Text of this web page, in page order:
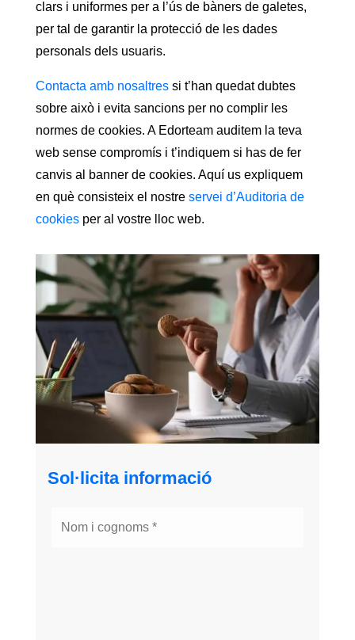
clars i uniformes per a l’ús de bàners de galetes,
per tal de garantir la protecció de les dades
personals dels usuaris.
Contacta amb nosaltressi t’han quedat dubtes
sobre això i evita sancions per no complir les
normes de cookies. A Edorteam auditem la teva
web sense compromís i t’indiquem si has de fer
canvis al banner de cookies. Aquí us expliquem
en què consisteix el nostre servei d’Auditoria de
cookiesper al vostre lloc web.
Sol·licita informació